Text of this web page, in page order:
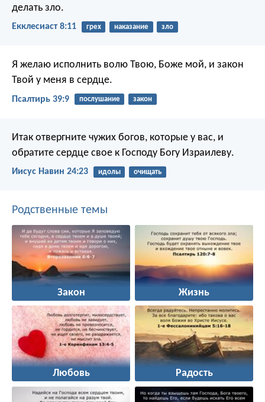
делать зло.
Екклесиаст 8:11 грех наказание зло
Я желаю исполнить волю Твою, Боже мой, и закон
Твой у меня в сердце.
Псалтирь 39:9 послушание закон
Итак отвергните чужих богов, которые у вас, и
обратите сердце свое к Господу Богу Израилеву.
Иисус Навин 24:23 идолы очищать
Родственные темы
Закон Жизнь
Любовь Радость